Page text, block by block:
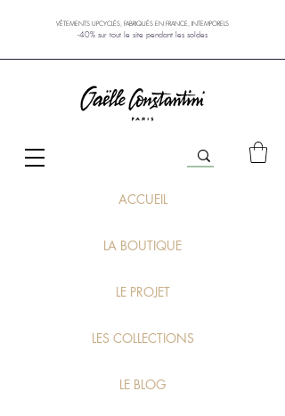
VÊTEMENTS UPCYCLÉS, FABRIQUÉS EN FRANCE, INTEMPORELS
-40% sur tout le site pendant les soldes
ACCUEIL
LA BOUTIQUE
LE PROJET
LES COLLECTIONS
LE BLOG